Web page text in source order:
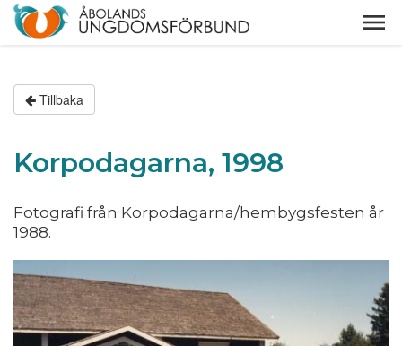
Tillbaka
Korpodagarna, 1998
Fotografi från Korpodagarna/hembygsfesten år
1988.